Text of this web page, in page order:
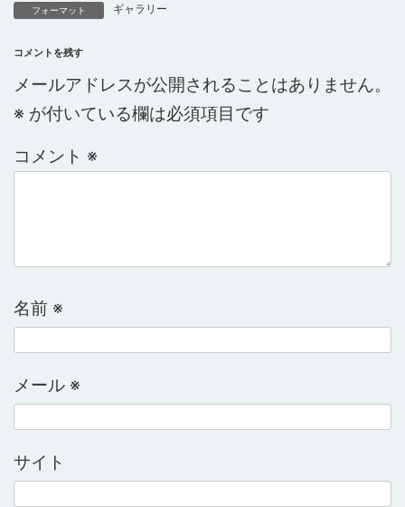
フォーマット ギャラリー
コメントを残す
メールアドレスが公開されることはありません。
※ が付いている欄は必須項目です
コメント ※
名前 ※
メール ※
サイト